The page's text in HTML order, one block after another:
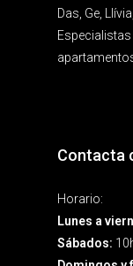
Das, Ge,
Contacta
Horario:
Lunes a
Sábados: